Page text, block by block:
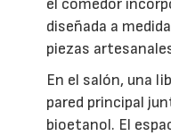
diseñada a
piezas
En el salón, una
pared principal
bioetanol. El